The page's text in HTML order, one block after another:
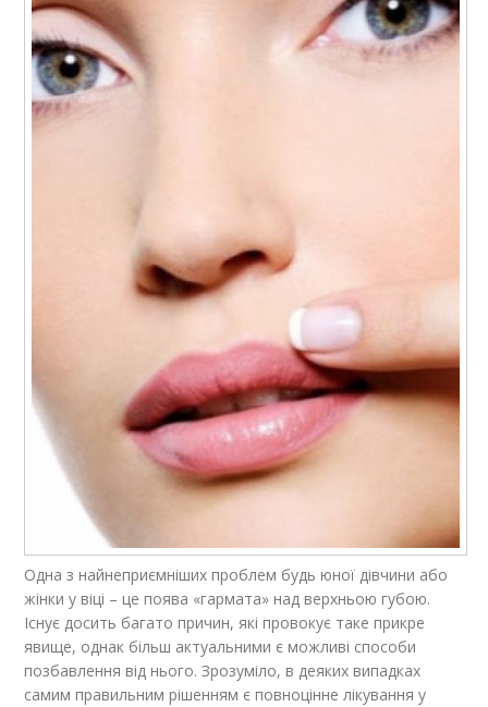
Одна з найнеприємніших проблем будь юної дівчини або
жінки у віці – це поява «гармата» над верхньою губою.
Існує досить багато причин, які провокує таке прикре
явище, однак більш актуальними є можливі способи
позбавлення від нього. Зрозуміло, в деяких випадках
самим правильним рішенням є повноцінне лікування у